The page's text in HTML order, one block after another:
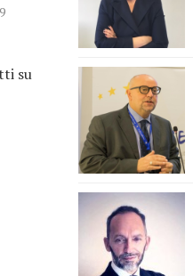
su